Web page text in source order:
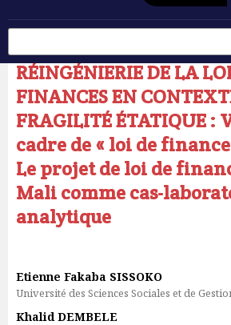
Vol. 7 No 2 (2026): Revue Française
Articles
RÉINGÉNIERIE DE LA
FINANCES EN
FRAGILITÉ ÉTATIQUE :
cadre de « loi de
Le projet de loi de
Mali comme cas-
analytique
Etienne Fakaba SISSOKO
Université des Sciences Sociales et de
Khalid DEMBELE